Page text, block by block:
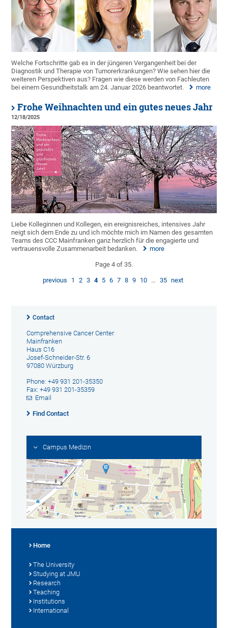
Welche Fortschritte gab es in der jüngeren Vergangenheit bei der
Diagnostik und Therapie von Tumorerkrankungen? Wie sehen hier die
weiteren Perspektiven aus? Fragen wie diese werden von Fachleuten
bei einem Gesundheitstalk am 24. Januar 2026 beantwortet.
more
Frohe Weihnachten und ein gutes neues Jahr
12/18/2025
Liebe Kolleginnen und Kollegen, ein ereignisreiches, intensives Jahr
neigt sich dem Ende zu und ich möchte mich im Namen des gesamten
Teams des CCC Mainfranken ganz herzlich für die engagierte und
vertrauensvolle Zusammenarbeit bedanken.
more
Page 4 of 35.
previous 1 2 3 4 5 6 7 8 9 10 … 35 next
Contact
Comprehensive Cancer Center
Mainfranken
Haus C16
Josef-Schneider-Str. 6
97080 Würzburg
Phone: +49 931 201-35350
Fax: +49 931 201-35359
Email
Find Contact
Campus Medizin
Home
The University
Studying at JMU
Research
Teaching
Institutions
International